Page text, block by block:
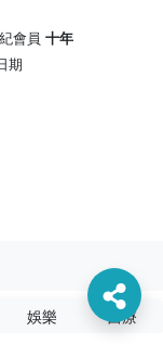
會員 十年
期
娛樂 醫療